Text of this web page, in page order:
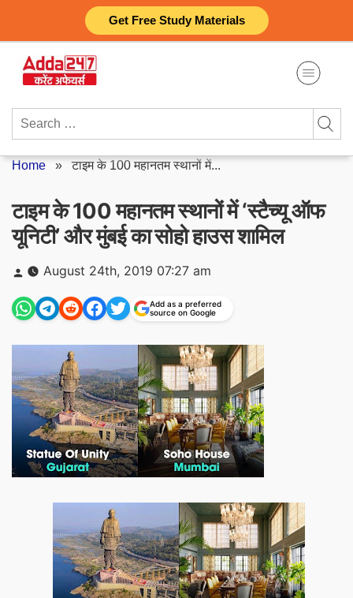
Get Free Study Materials
content
Search
Home »टाइम के 100 महानतम स्थानों में...
टाइम के 100 महानतम स्थानों में ‘स्टैच्यू ऑफ
यूनिटी’ और मुंबई का सोहो हाउस शामिल
Posted
by
August 24th, 2019 07:27 am
Add as a preferred
source on Google